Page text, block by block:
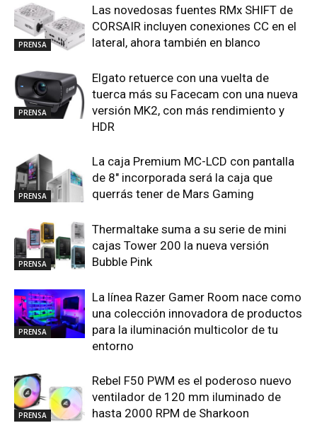
PRENSA
Las novedosas fuentes RMx SHIFT de
CORSAIR incluyen conexiones CC en el
lateral, ahora también en blanco
PRENSA
Elgato retuerce con una vuelta de
tuerca más su Facecam con una nueva
versión MK2, con más rendimiento y
HDR
PRENSA
La caja Premium MC-LCD con pantalla
de 8″ incorporada será la caja que
querrás tener de Mars Gaming
PRENSA
Thermaltake suma a su serie de mini
cajas Tower 200 la nueva versión
Bubble Pink
PRENSA
La línea Razer Gamer Room nace como
una colección innovadora de productos
para la iluminación multicolor de tu
entorno
PRENSA
Rebel F50 PWM es el poderoso nuevo
ventilador de 120 mm iluminado de
hasta 2000 RPM de Sharkoon